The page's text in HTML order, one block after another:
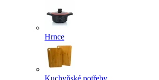
Hrnce
Kuchyňské potřeby